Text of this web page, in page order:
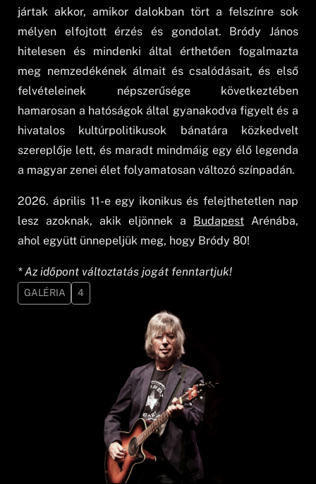
jártak akkor, amikor dalokban tört a felszínre sok
mélyen elfojtott érzés és gondolat. Bródy János
hitelesen és mindenki által érthetően fogalmazta
meg nemzedékének álmait és csalódásait, és első
felvételeinek népszerűsége következtében
hamarosan a hatóságok által gyanakodva figyelt és a
hivatalos kultúrpolitikusok bánatára közkedvelt
szereplője lett, és maradt mindmáig egy élő legenda
a magyar zenei élet folyamatosan változó színpadán.
2026. április 11-e egy ikonikus és felejthetetlen nap
lesz azoknak, akik eljönnek a BudapestArénába,
ahol együtt ünnepeljük meg, hogy Bródy 80!
* Az időpont változtatás jogát fenntartjuk!
GALÉRIA 4